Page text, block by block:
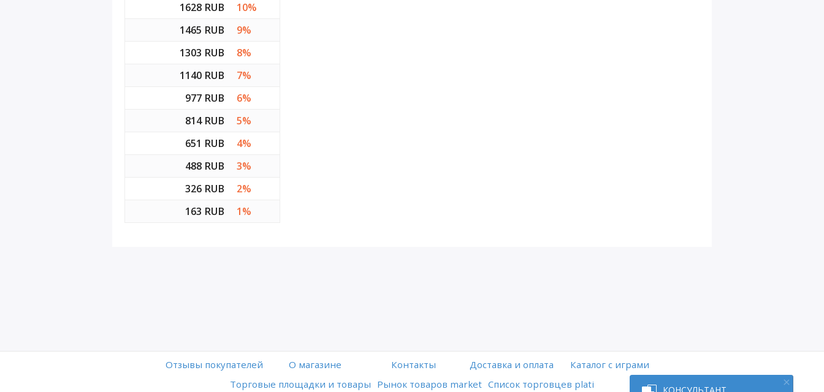
1628 RUB
10%
1465 RUB
9%
1303 RUB
8%
1140 RUB
7%
977 RUB
6%
814 RUB
5%
651 RUB
4%
488 RUB
3%
326 RUB
2%
163 RUB
1%
Отзывы покупателей O магазине Контакты Доставка и оплата
Каталог с играми
Торговые площадки и товары Рынок товаров market Список торговцев plati